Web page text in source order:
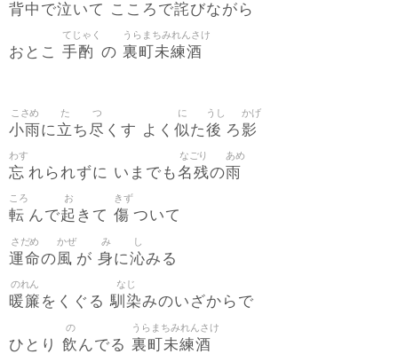
背中 で泣いて こころで詫びながら
おとこ 手酌
てじゃく
の 裏町未練酒
うらまちみれんさけ
小雨
こさめ
に立
た
ち 尽
つ
くす よく 似
に
た後
うし
ろ影
かげ
忘
わす
れられずに いまでも名残
なごり
の雨
あめ
転
ころ
んで起
お
きて 傷
きず
ついて
運命
さだめ
の風
かぜ
が 身
み
に沁
し
みる
暖簾
のれん
をくぐる馴染
なじ
みのいざからで
ひとり 飲
の
んでる 裏町未練酒
うらまちみれんさけ